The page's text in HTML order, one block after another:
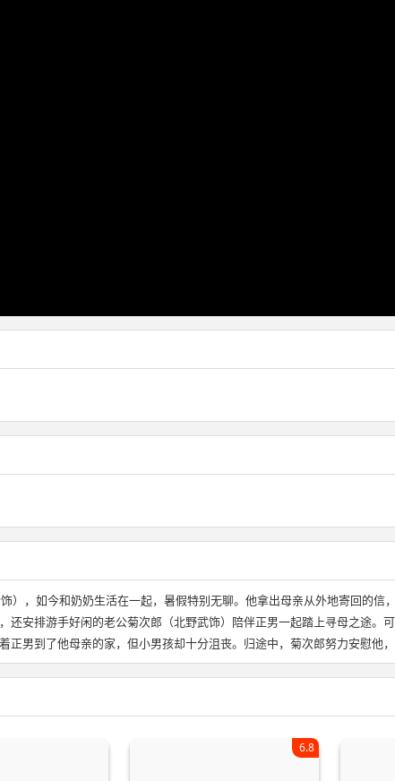
），如今和奶奶生活在一起，暑假特别无聊。他拿出母亲从外地寄回的
还安排游手好闲的老公菊次郎（北野武饰）陪伴正男一起踏上寻母之途。
男到了他母亲的家，但小男孩却十分沮丧。归途中，菊次郎努力安慰他
6.8